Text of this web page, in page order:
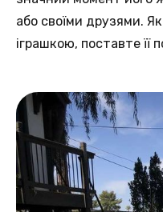
або своїми друзями.
іграшкою, поставте її